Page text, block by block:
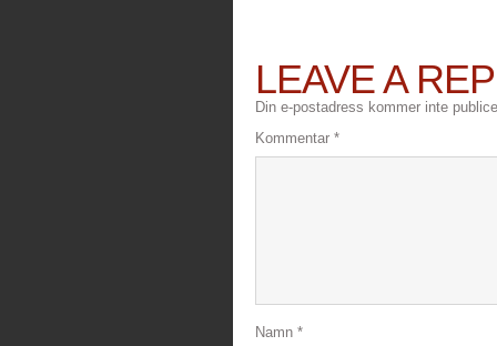
LEAVE A
Din e-postadress kommer inte
Kommentar *
Namn *